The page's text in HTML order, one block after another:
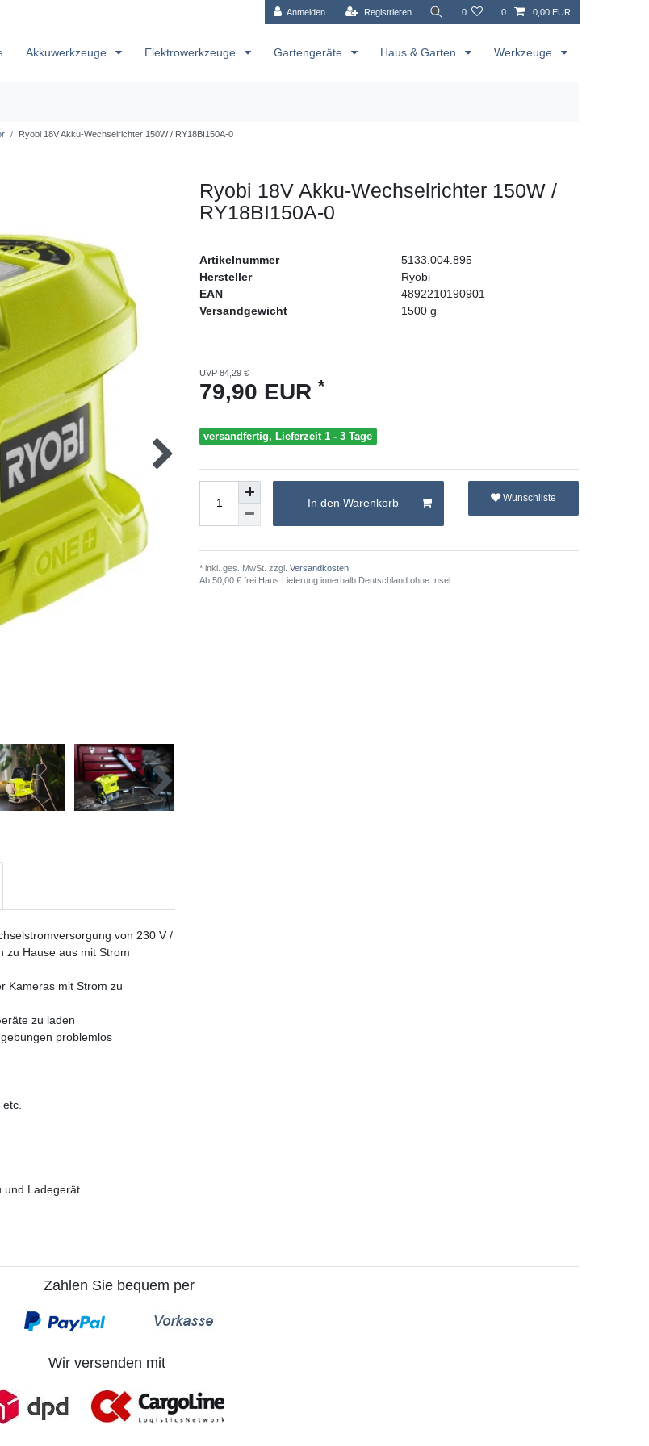
Anmelden Registrieren 0 0 0,00 EUR
Akkuwerkzeuge Elektrowerkzeuge Gartengeräte Haus & Garten Werkzeuge
Ryobi 18V Akku-Wechselrichter 150W / RY18BI150A-0
von 230 V /
zu Hause aus mit Strom
Kameras mit Strom zu
zu laden
problemlos
und Ladegerät
Ryobi 18V Akku-Wechselrichter 150W /
RY18BI150A-0
Artikelnummer
5133.004.895
Hersteller
Ryobi
EAN
4892210190901
Versandgewicht
1500 g
UVP 84,29 €
79,90 EUR *
versandfertig, Lieferzeit 1 - 3 Tage
In den Warenkorb Wunschliste
* inkl. ges. MwSt. zzgl. Versandkosten
Ab 50,00 € frei Haus Lieferung innerhalb Deutschland ohne Insel
Zahlen Sie bequem per
Wir versenden mit